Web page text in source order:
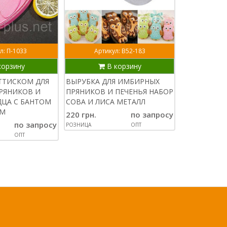
П-1033
ДЛЯ
И
С БАНТОМ
по запросу
ОПТ
Артикул: В52-183
В корзину
ВЫРУБКА ДЛЯ ИМБИРНЫХ
ПРЯНИКОВ И ПЕЧЕНЬЯ НАБОР
СОВА И ЛИСА МЕТАЛЛ
220 грн.
РОЗНИЦА
по запросу
ОПТ